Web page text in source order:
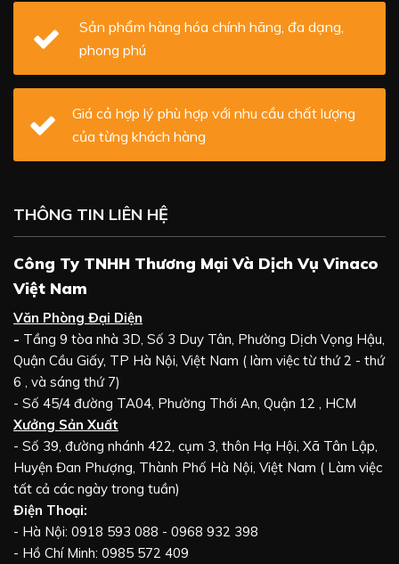
Sản phẩm hàng hóa chính hãng, đa dạng,
phong phú
Giá cả hợp lý phù hợp với nhu cầu chất lượng
của từng khách hàng
THÔNG TIN LIÊN HỆ
Công Ty TNHH Thương Mại Và Dịch Vụ Vinaco
Việt Nam
Văn Phòng Đại Diện
- Tầng 9 tòa nhà 3D, Số 3 Duy Tân, Phường Dịch Vọng Hậu,
Quận Cầu Giấy, TP Hà Nội, Việt Nam ( làm việc từ thứ 2 - thứ
6 , và sáng thứ 7)
- Số 45/4 đường TA04, Phường Thới An, Quận 12 , HCM
Xưởng Sản Xuất
- Số 39, đường nhánh 422, cụm 3, thôn Hạ Hội, Xã Tân Lập,
Huyện Đan Phượng, Thành Phố Hà Nội, Việt Nam ( Làm việc
tất cả các ngày trong tuần)
Điện Thoại:
- Hà Nội: 0918 593 088 - 0968 932 398
- Hồ Chí Minh: 0985 572 409